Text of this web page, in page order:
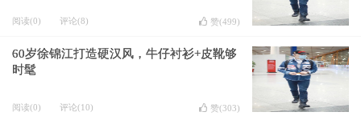
阅读(0) 评论(8) 赞(499)
60岁徐锦江打造硬汉风，牛仔衬衫+皮靴够
时髦
阅读(0) 评论(10) 赞(303)